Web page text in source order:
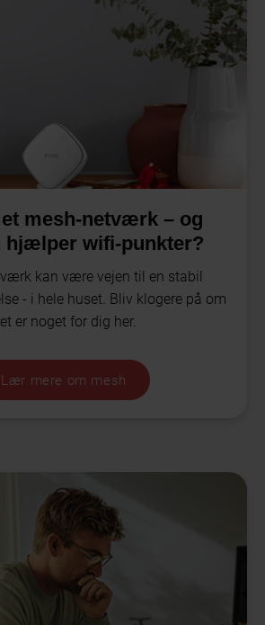
mesh-netværk – og
hjælper wifi-punkter?
kan være vejen til en stabil
- i hele huset. Bliv klogere på om
er noget for dig her.
Lær mere om mesh